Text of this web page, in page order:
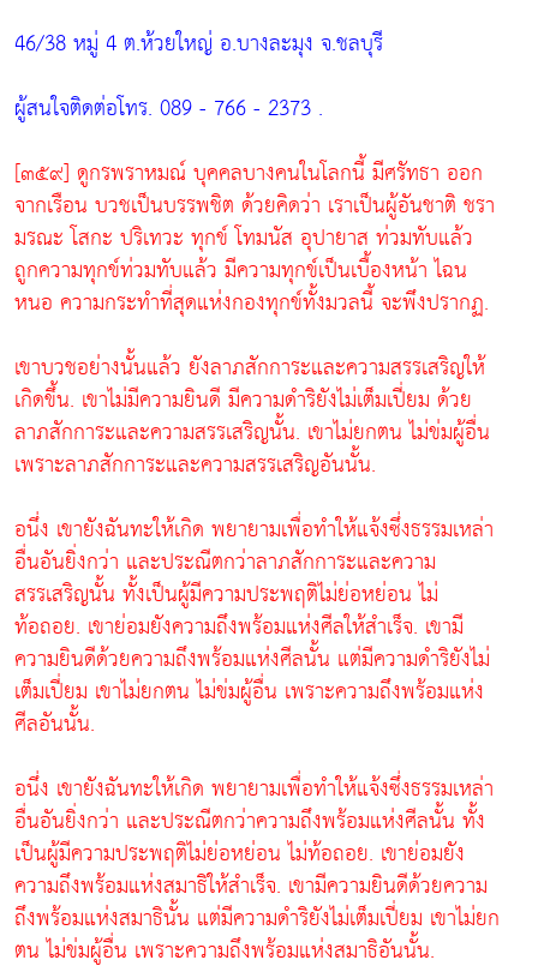
46/38 หมู่ 4 ต.ห้วยใหญ่ อ.บางละมุง จ.ชลบุรี
ผู้สนใจติดต่อโทร. 089 - 766 - 2373 .
[๓๕๙] ดูกรพราหมณ์ บุคคลบางคนในโลกนี้ มีศรัทธา ออก
จากเรือน บวชเป็นบรรพชิต ด้วยคิดว่า เราเป็นผู้อันชาติ ชรา
มรณะ โสกะ ปริเทวะ ทุกข์ โทมนัส อุปายาส ท่วมทับแล้ว
ถูกความทุกข์ท่วมทับแล้ว มีความทุกข์เป็นเบื้องหน้า ไฉน
หนอ ความกระทำที่สุดแห่งกองทุกข์ทั้งมวลนี้ จะพึงปรากฏ.
เขาบวชอย่างนั้นแล้ว ยังลาภสักการะและความสรรเสริญให้
เกิดขึ้น. เขาไม่มีความยินดี มีความดำริยังไม่เต็มเปี่ยม ด้วย
ลาภสักการะและความสรรเสริญนั้น. เขาไม่ยกตน ไม่ข่มผู้อื่น
เพราะลาภสักการะและความสรรเสริญอันนั้น.
อนึ่ง เขายังฉันทะให้เกิด พยายามเพื่อทำให้แจ้งซึ่งธรรมเหล่า
อื่นอันยิ่งกว่า และประณีตกว่าลาภสักการะและความ
สรรเสริญนั้น ทั้งเป็นผู้มีความประพฤติไม่ย่อหย่อน ไม่
ท้อถอย. เขาย่อมยังความถึงพร้อมแห่งศีลให้สำเร็จ. เขามี
ความยินดีด้วยความถึงพร้อมแห่งศีลนั้น แต่มีความดำริยังไม่
เต็มเปี่ยม เขาไม่ยกตน ไม่ข่มผู้อื่น เพราะความถึงพร้อมแห่ง
ศีลอันนั้น.
อนึ่ง เขายังฉันทะให้เกิด พยายามเพื่อทำให้แจ้งซึ่งธรรมเหล่า
อื่นอันยิ่งกว่า และประณีตกว่าความถึงพร้อมแห่งศีลนั้น ทั้ง
เป็นผู้มีความประพฤติไม่ย่อหย่อน ไม่ท้อถอย. เขาย่อมยัง
ความถึงพร้อมแห่งสมาธิให้สำเร็จ. เขามีความยินดีด้วยความ
ถึงพร้อมแห่งสมาธินั้น แต่มีความดำริยังไม่เต็มเปี่ยม เขาไม่ยก
ตน ไม่ข่มผู้อื่น เพราะความถึงพร้อมแห่งสมาธิอันนั้น.